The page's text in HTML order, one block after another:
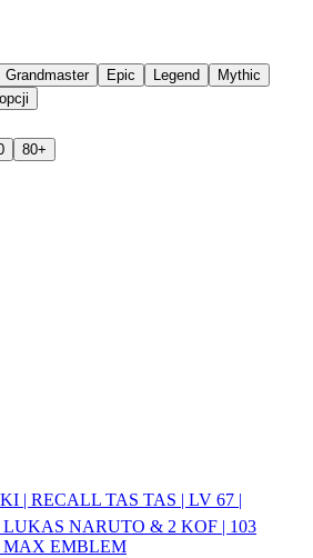
Grandmaster Epic Legend
Mythic
80+
| RECALL TAS TAS | LV 67 |
NARUTO & 2 KOF | 103
MAX EMBLEM